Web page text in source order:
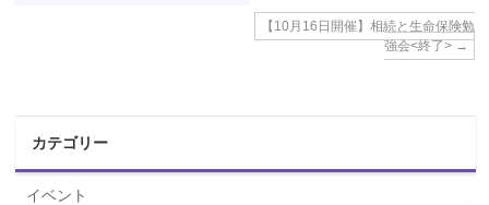
【10月16日開催】相続と生命保険勉
強会<終了>→
カテゴリー
イベント